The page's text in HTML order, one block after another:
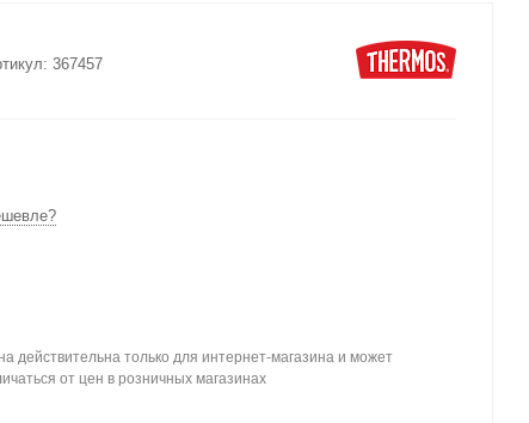
367457
действительна только для интернет-магазина и может
от цен в розничных магазинах